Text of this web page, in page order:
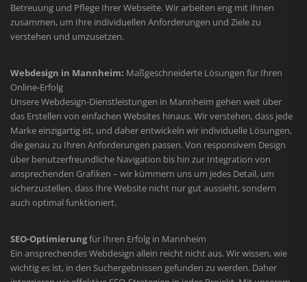
Betreuung und Pflege Ihrer Webseite. Wir arbeiten eng mit Ihnen
zusammen, um Ihre individuellen Anforderungen und Ziele zu
verstehen und umzusetzen.
Webdesign in Mannheim: Maßgeschneiderte Lösungen für Ihren
Online-Erfolg
Unsere Webdesign-Dienstleistungen in Mannheim gehen weit über
das Erstellen von einfachen Websites hinaus. Wir verstehen, dass jede
Marke einzigartig ist, und daher entwickeln wir individuelle Lösungen,
die genau zu Ihren Anforderungen passen. Von responsivem Design
über benutzerfreundliche Navigation bis hin zur Integration von
ansprechenden Grafiken – wir kümmern uns um jedes Detail, um
sicherzustellen, dass Ihre Website nicht nur gut aussieht, sondern
auch optimal funktioniert.
SEO-Optimierungfür Ihren Erfolg in Mannheim
Ein ansprechendes Webdesign allein reicht nicht aus. Wir wissen, wie
wichtig es ist, in den Suchergebnissen gefunden zu werden. Daher